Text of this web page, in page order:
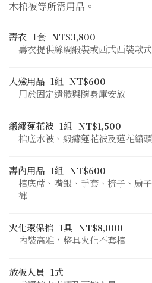
木棺被等所需用品。
壽衣 1套 NT$3,800
壽衣提供絲綢緞裝或西式西裝款
入殮用品 1組 NT$600
用於固定遺體與隨身庫安放
緞繡蓮花被 1組 NT$1,500
棺底水被、緞繡蓮花被及蓮花繡
壽內用品 1組 NT$600
棺底蓆、嘴銀、手套、梳子、扇
褲
火化環保棺 1具 NT$8,000
內裝高雅，整具火化不套棺
放板人員 1式 —